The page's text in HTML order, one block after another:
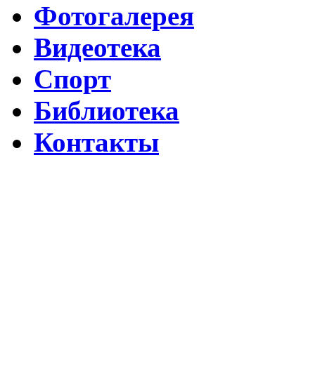
Фотогалерея
Видеотека
Спорт
Библиотека
Контакты